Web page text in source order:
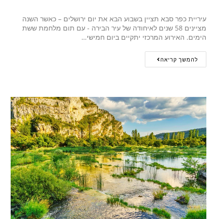
עיריית כפר סבא תציין בשבוע הבא את יום ירושלים – כאשר השנה
מציינים 58 שנים לאיחודה של עיר הבירה - עם תום מלחמת ששת
הימים. האירוע המרכזי יתקיים ביום חמישי…
להמשך קריאה